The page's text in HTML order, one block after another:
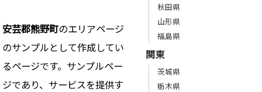
安芸郡熊野町のエリアページ
のサンプルとして作成してい
るページです。サンプルペー
ジであり、サービスを提供す
秋田県
山形県
福島県
関東
茨城県
栃木県